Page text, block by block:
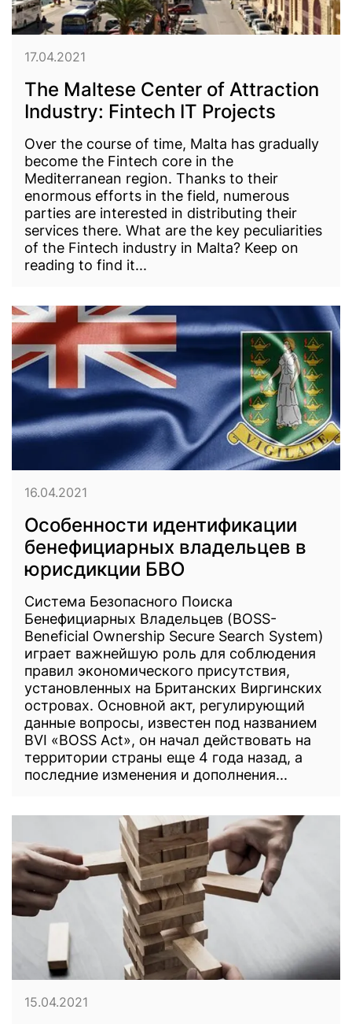
The Maltese Center of Attraction
Industry: Fintech IT Projects
Over the course of time, Malta has gradually
become the Fintech core in the
Mediterranean region. Thanks to their
enormous efforts in the field, numerous
parties are interested in distributing their
services there. What are the key peculiarities
of the Fintech industry in Malta? Keep on
reading to find it...
17.04.2021
Особенности идентификации
бенефициарных владельцев в
юрисдикции БВО
Система Безопасного Поиска
Бенефициарных Владельцев (BOSS-
Beneficial Ownership Secure Search System)
играет важнейшую роль для соблюдения
правил экономического присутствия,
установленных на Британских Виргинских
островах. Основной акт, регулирующий
данные вопросы, известен под названием
BVI «BOSS Act», он начал действовать на
территории страны еще 4 года назад, а
последние изменения и дополнения...
16.04.2021
15.04.2021